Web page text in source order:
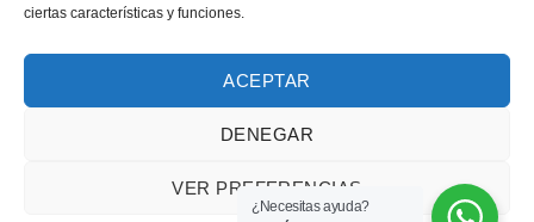
ciertas características y funciones.
ACEPTAR
DENEGAR
VER PREFERENCIAS
Diseñado porCreacionesDigitales.es
Elcanarino.com pertenece al grupo Distribuciones el
Canarino SL
¿Necesitas ayuda?